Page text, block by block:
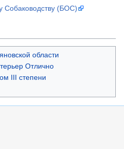
Собаководству (БОС)
области
Отлично
III степени